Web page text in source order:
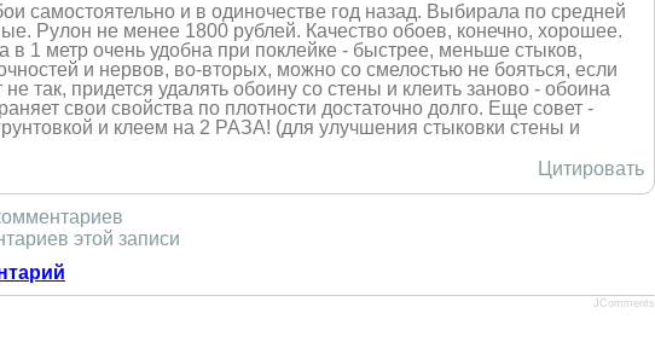
самостоятельно и в одиночестве год назад. Выбирала по средней
Рулон не менее 1800 рублей. Качество обоев, конечно, хорошее.
1 метр очень удобна при поклейке - быстрее, меньше стыков,
и нервов, во-вторых, можно со смелостью не бояться, если
не так, придется удалять обоину со стены и клеить заново - обоина
свои свойства по плотности достаточно долго. Еще совет -
и клеем на 2 РАЗА! (для улучшения стыковки стены и
Цитировать
этой записи
JComments